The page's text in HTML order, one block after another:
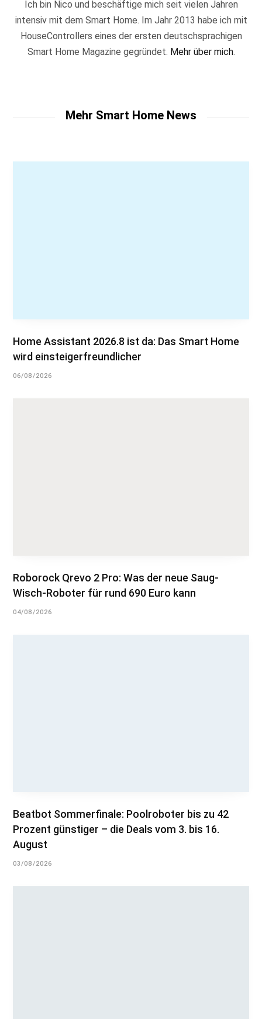
Ich bin Nico und beschäftige mich seit vielen Jahren
intensiv mit dem Smart Home. Im Jahr 2013 habe ich mit
HouseControllers eines der ersten deutschsprachigen
Smart Home Magazine gegründet. Mehr über mich.
c
Home Assistant 2026.8 ist da: Das Smart Home
wird einsteigerfreundlicher
06/08/2026
Roborock Qrevo 2 Pro: Was der neue Saug-
Wisch-Roboter für rund 690 Euro kann
04/08/2026
Beatbot Sommerfinale: Poolroboter bis zu 42
Prozent günstiger – die Deals vom 3. bis 16.
August
03/08/2026